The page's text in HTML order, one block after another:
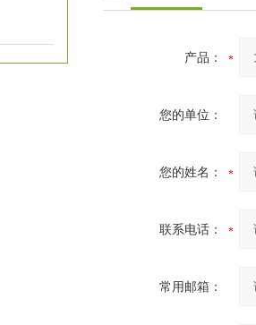
产品：
您的单位：
您的姓名：
联系电话：
常用邮箱：